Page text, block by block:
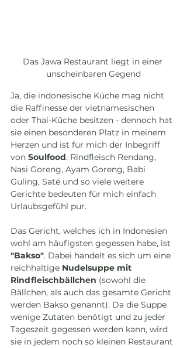
Das Jawa Restaurant liegt in einer
unscheinbaren Gegend
Ja, die indonesische Küche mag nicht
die Raffinesse der vietnamesischen
oder Thai-Küche besitzen - dennoch hat
sie einen besonderen Platz in meinem
Herzen und ist für mich der Inbegriff
von Soulfood. Rindfleisch Rendang,
Nasi Goreng, Ayam Goreng, Babi
Guling, Saté und so viele weitere
Gerichte bedeuten für mich einfach
Urlaubsgefühl pur.
Das Gericht, welches ich in Indonesien
wohl am häufigsten gegessen habe, ist
"Bakso". Dabei handelt es sich um eine
reichhaltige Nudelsuppe mit
Rindfleischbällchen (sowohl die
Bällchen, als auch das gesamte Gericht
werden Bakso genannt). Da die Suppe
wenige Zutaten benötigt und zu jeder
Tageszeit gegessen werden kann, wird
sie in jedem noch so kleinen Restaurant